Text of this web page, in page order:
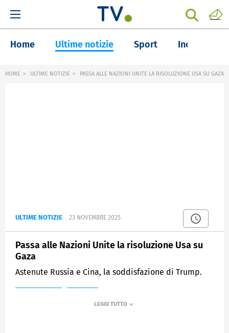
Home Ultime notizie Sport Inchieste
HOME ULTIME NOTIZIE PASSA ALLE NAZIONI UNITE LA RISOLUZIONE USA SU GAZA
ULTIME NOTIZIE 23 NOVEMBRE 2025
Passa alle Nazioni Unite la risoluzione Usa su
Gaza
Astenute Russia e Cina, la soddisfazione di Trump.